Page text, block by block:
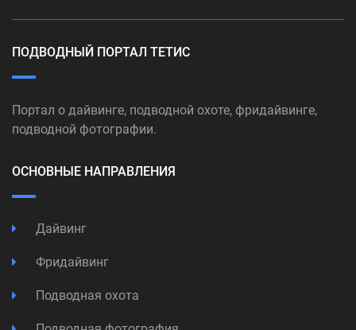
ПОДВОДНЫЙ ПОРТАЛ ТЕТИС
Портал о дайвинге, подводной охоте, фридайвинге,
подводной фотографии.
ОСНОВНЫЕ НАПРАВЛЕНИЯ
Дайвинг
Фридайвинг
Подводная охота